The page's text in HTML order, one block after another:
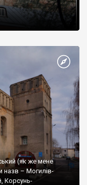
(як же мене
назв – Могилів-
Корсунь-